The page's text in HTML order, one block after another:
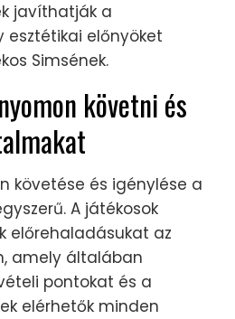
javíthatják a
előnyöket
Simsének.
követni és
követése és igénylése a
A játékosok
előrehaladásukat az
amely általában
pontokat és a
elérhetők minden